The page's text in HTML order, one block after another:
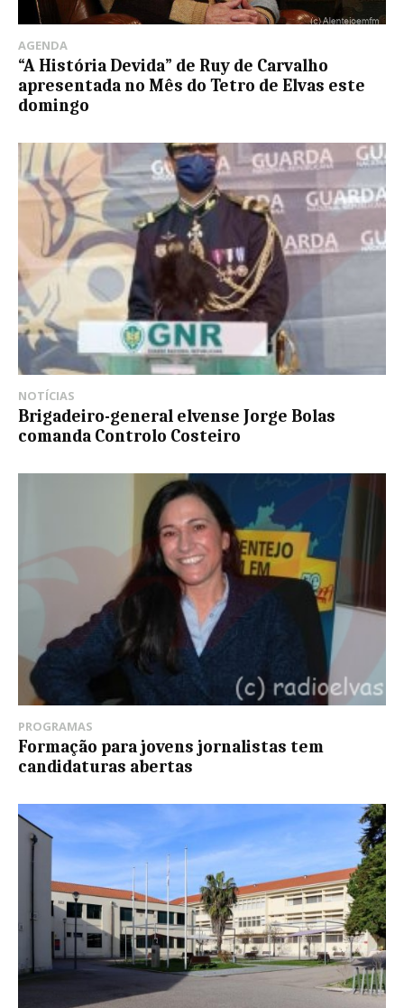
AGENDA
“A História Devida” de Ruy de Carvalho
apresentada no Mês do Tetro de Elvas este
domingo
NOTÍCIAS
Brigadeiro-general elvense Jorge Bolas
comanda Controlo Costeiro
PROGRAMAS
Formação para jovens jornalistas tem
candidaturas abertas